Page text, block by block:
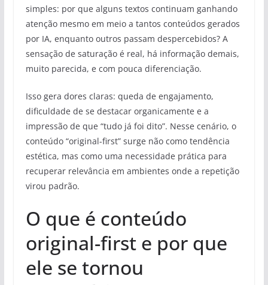
simples: por que alguns textos continuam ganhando
atenção mesmo em meio a tantos conteúdos gerados
por IA, enquanto outros passam despercebidos? A
sensação de saturação é real, há informação demais,
muito parecida, e com pouca diferenciação.
Isso gera dores claras: queda de engajamento,
dificuldade de se destacar organicamente e a
impressão de que “tudo já foi dito”. Nesse cenário, o
conteúdo “original-first” surge não como tendência
estética, mas como uma necessidade prática para
recuperar relevância em ambientes onde a repetição
virou padrão.
O que é conteúdo
original-first e por que
ele se tornou